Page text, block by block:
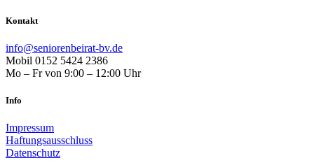
Kontakt
info@seniorenbeirat-bv.de
Mobil 0152 5424 2386
Mo – Fr von 9:00 – 12:00 Uhr
Info
Impressum
Haftungsausschluss
Datenschutz